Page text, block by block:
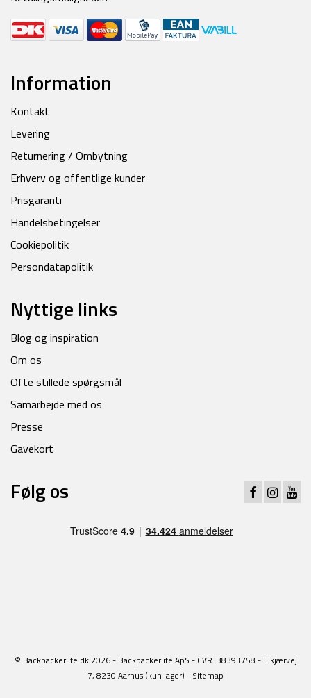
Information
Kontakt
Levering
Returnering / Ombytning
Erhverv og offentlige kunder
Prisgaranti
Handelsbetingelser
Cookiepolitik
Persondatapolitik
Nyttige links
Blog og inspiration
Om os
Ofte stillede spørgsmål
Samarbejde med os
Presse
Gavekort
Følg os
© Backpackerlife.dk 2026 - Backpackerlife ApS - CVR: 38393758 - Elkjærvej
7, 8230 Aarhus (kun lager) - Sitemap